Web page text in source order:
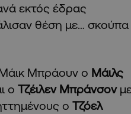
εκτός έδρας
θέση με… σκούπα
Μπράουν ο Μάιλς
ο Τζέιλεν Μπράνσον
ο Τζόελ